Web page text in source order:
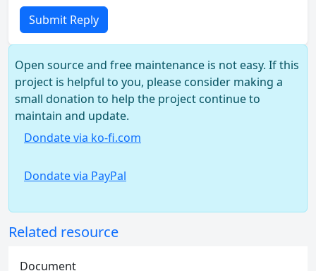
Submit Reply
Open source and free maintenance is not easy. If this
project is helpful to you, please consider making a
small donation to help the project continue to
maintain and update.
Dondate via ko-fi.com
Dondate via PayPal
Related resource
Document